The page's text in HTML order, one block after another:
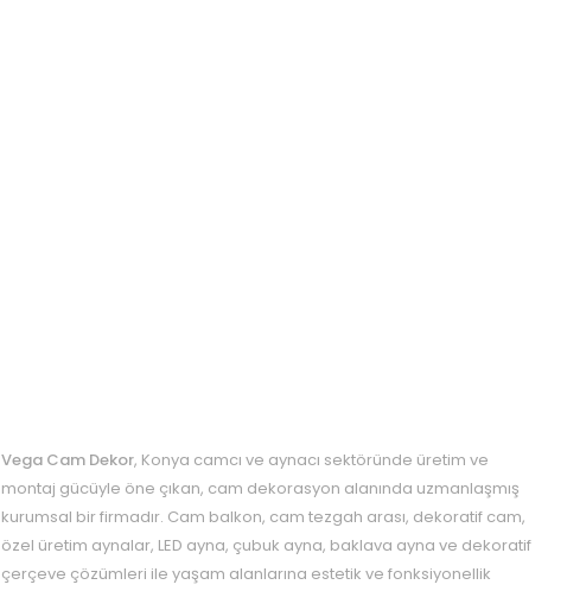
Vega Cam Dekor, Konya camcı ve aynacı sektöründe üretim ve
montaj gücüyle öne çıkan, cam dekorasyon alanında uzmanlaşmış
kurumsal bir firmadır. Cam balkon, cam tezgah arası, dekoratif cam,
özel üretim aynalar, LED ayna, çubuk ayna, baklava ayna ve dekoratif
çerçeve çözümleri ile yaşam alanlarına estetik ve fonksiyonellik